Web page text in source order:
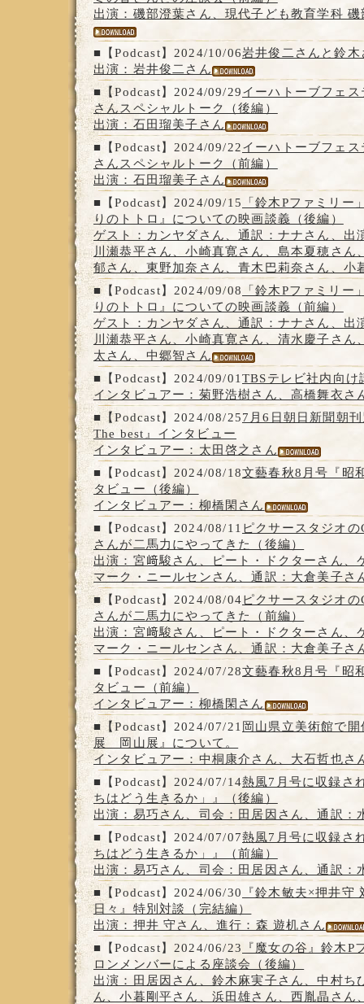
出演：磯部澄葉さん、現代子ども教育学科
■【Podcast】2024/10/06岩井俊二さんと鈴
出演：岩井俊二さん
■【Podcast】2024/09/29イーハトーブフェ
さんスペシャルトーク（後編）
出演：石田瑠美子さん
■【Podcast】2024/09/22イーハトーブフェ
さんスペシャルトーク（前編）
出演：石田瑠美子さん
■【Podcast】2024/09/15
「鈴木Pファミリー
りのトトロ』についての映画談義（後編）
ゲスト：カンヤダさん、通訳：ナナさん、出
川瀬恭平さん、小崎真寛さん、島本夏穂さん
郁さん、東野加奈さん、青木巴莉奈さん、小
■【Podcast】2024/09/08
「鈴木Pファミリー
りのトトロ』についての映画談義（前編）
ゲスト：カンヤダさん、通訳：ナナさん、出
川瀬恭平さん、小崎真寛さん、清水慶子さん
太さん、中郷智さん
■【Podcast】2024/09/01 TBSテレビ社内向け
インタビュアー：菊野浩樹さん、高橋舞衣さ
■【Podcast】2024/08/257月6日朝日新聞朝
The best』インタビュー
インタビュアー：太田啓之さん
■【Podcast】2024/08/18文藝春秋8月号『昭
タビュー（後編）
インタビュアー：柳橋閑さん
■【Podcast】2024/08/11 ピクサースタジオ
さんが二馬力にやってきた（後編）
出演：宮﨑駿さん、ピート・ドクターさん、
マーク・ニールセンさん、通訳：大倉美子さ
■【Podcast】2024/08/04ピクサースタジオ
さんが二馬力にやってきた（前編）
出演：宮﨑駿さん、ピート・ドクターさん、
マーク・ニールセンさん、通訳：大倉美子さ
■【Podcast】2024/07/28文藝春秋8月号『昭
タビュー（前編）
インタビュアー：柳橋閑さん
■【Podcast】2024/07/21 岡山県立美術館で
展 岡山展』について。
インタビュアー：中桐康介さん、大石哲也さ
■【Podcast】2024/07/14熱風7月号に収録さ
ちはどう生きるか」』（後編）
出演：易巧さん、司会：田居因さん、通訳：
■【Podcast】2024/07/07熱風7月号に収録さ
ちはどう生きるか」』（前編）
出演：易巧さん、司会：田居因さん、通訳：
■【Podcast】2024/06/30
『鈴木敏夫×押井守
日々』特別対談（完結編）
出演：押井 守さん、進行：森 遊机さん
■【Podcast】2024/06/23
『魔女の谷』鈴木P
ロンメンバーによる座談会（後編）
出演：田居因さん、鈴木麻実子さん、中村ち
ん、小暮剛平さん、浜田雄さん、西胤晶さん